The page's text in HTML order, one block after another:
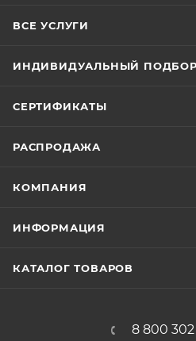
ВСЕ УСЛУГИ
ИНДИВИДУАЛЬНЫЙ ПОДБОР
СЕРТИФИКАТЫ
РАСПРОДАЖА
КОМПАНИЯ
ИНФОРМАЦИЯ
КАТАЛОГ ТОВАРОВ
8 800